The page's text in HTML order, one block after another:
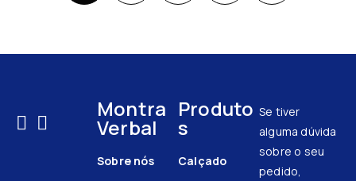
Montra
Verbal
Sobre nós
Produto
s
Calçado
Se tiver
alguma dúvida
sobre o seu
pedido,